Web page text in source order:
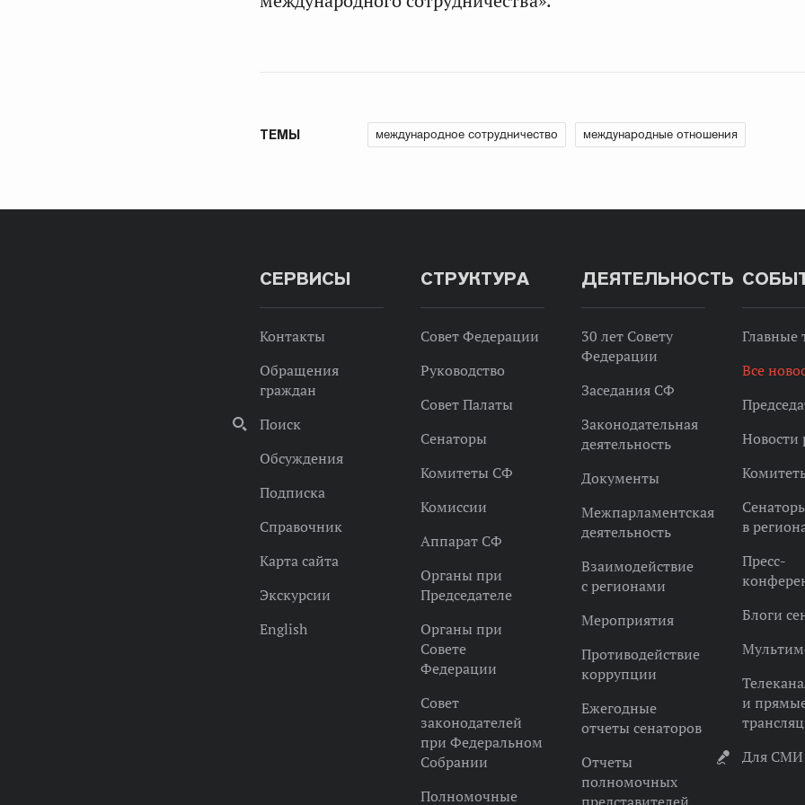
ТЕМЫ международное сотрудничество международные отношения
СЕРВИСЫ
Контакты
Обращения
граждан
Поиск
Обсуждения
Подписка
Справочник
Карта сайта
Экскурсии
English
СТРУКТУРА
Совет Федерации
Руководство
Совет Палаты
Сенаторы
Комитеты СФ
Комиссии
Аппарат СФ
Органы при
Председателе
Органы при
Совете
Федерации
Совет
законодателей
при Федеральном
Собрании
Полномочные
ДЕЯТЕЛЬНОСТЬ
30 лет Совету
Федерации
Заседания СФ
Законодательная
деятельность
Документы
Межпарламентская
деятельность
Взаимодействие
с регионами
Мероприятия
Противодействие
коррупции
Ежегодные
отчеты сенаторов
Отчеты
полномочных
представителей
Главные
Все
Новости
в
Пресс-
Блоги
и
Для СМИ